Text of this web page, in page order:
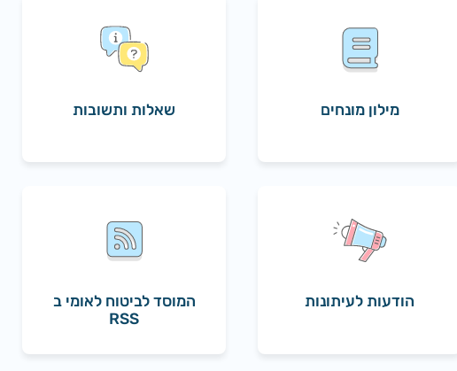
מילון מונחים שאלות ותשובות
הודעות לעיתונות
המוסד לביטוח לאומי ב
RSS